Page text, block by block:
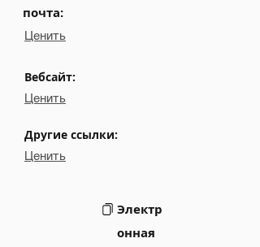
почта:
Ценить
Вебсайт:
Ценить
Другие ссылки:
Ценить
Электр
онная